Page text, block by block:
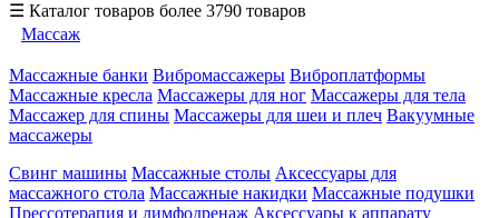
☰ Каталог товаров более 3790 товаров
Массаж
Массажные банки Вибромассажеры Виброплатформы
Массажные кресла Массажеры для ног Массажеры для тела
Массажер для спины Массажеры для шеи и плеч Вакуумные
массажеры
Свинг машины Массажные столы Аксессуары для
массажного стола Массажные накидки Массажные подушки
Прессотерапия и лимфодренаж Аксессуары к аппарату